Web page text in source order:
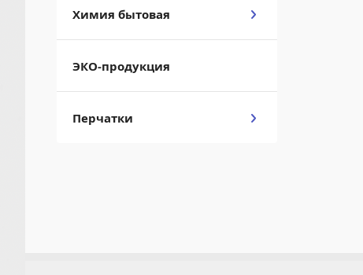
Химия бытовая
ЭКО-продукция
Перчатки